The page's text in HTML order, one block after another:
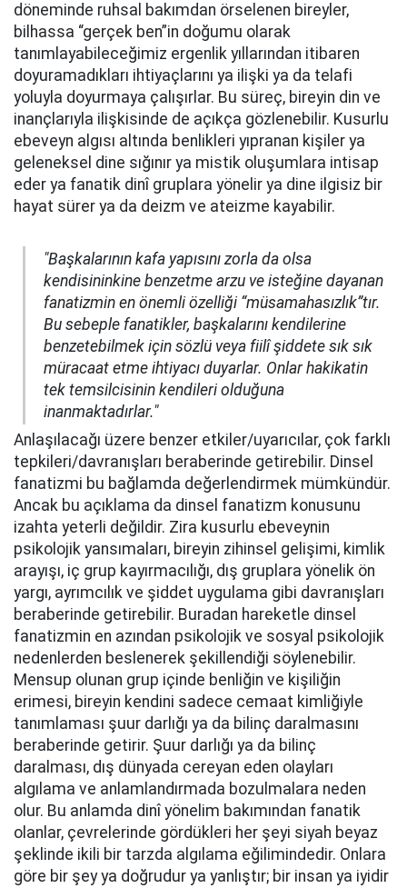
döneminde ruhsal bakımdan örselenen bireyler,
bilhassa “gerçek ben”in doğumu olarak
tanımlayabileceğimiz ergenlik yıllarından itibaren
doyuramadıkları ihtiyaçlarını ya ilişki ya da telafi
yoluyla doyurmaya çalışırlar. Bu süreç, bireyin din ve
inançlarıyla ilişkisinde de açıkça gözlenebilir. Kusurlu
ebeveyn algısı altında benlikleri yıpranan kişiler ya
geleneksel dine sığınır ya mistik oluşumlara intisap
eder ya fanatik dinî gruplara yönelir ya dine ilgisiz bir
hayat sürer ya da deizm ve ateizme kayabilir.
"Başkalarının kafa yapısını zorla da olsa
kendisininkine benzetme arzu ve isteğine dayanan
fanatizmin en önemli özelliği “müsamahasızlık”tır.
Bu sebeple fanatikler, başkalarını kendilerine
benzetebilmek için sözlü veya fiilî şiddete sık sık
müracaat etme ihtiyacı duyarlar. Onlar hakikatin
tek temsilcisinin kendileri olduğuna
inanmaktadırlar."
Anlaşılacağı üzere benzer etkiler/uyarıcılar, çok farklı
tepkileri/davranışları beraberinde getirebilir. Dinsel
fanatizmi bu bağlamda değerlendirmek mümkündür.
Ancak bu açıklama da dinsel fanatizm konusunu
izahta yeterli değildir. Zira kusurlu ebeveynin
psikolojik yansımaları, bireyin zihinsel gelişimi, kimlik
arayışı, iç grup kayırmacılığı, dış gruplara yönelik ön
yargı, ayrımcılık ve şiddet uygulama gibi davranışları
beraberinde getirebilir. Buradan hareketle dinsel
fanatizmin en azından psikolojik ve sosyal psikolojik
nedenlerden beslenerek şekillendiği söylenebilir.
Mensup olunan grup içinde benliğin ve kişiliğin
erimesi, bireyin kendini sadece cemaat kimliğiyle
tanımlaması şuur darlığı ya da bilinç daralmasını
beraberinde getirir. Şuur darlığı ya da bilinç
daralması, dış dünyada cereyan eden olayları
algılama ve anlamlandırmada bozulmalara neden
olur. Bu anlamda dinî yönelim bakımından fanatik
olanlar, çevrelerinde gördükleri her şeyi siyah beyaz
şeklinde ikili bir tarzda algılama eğilimindedir. Onlara
göre bir şey ya doğrudur ya yanlıştır; bir insan ya iyidir